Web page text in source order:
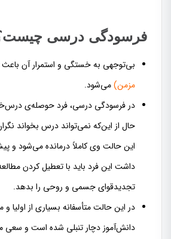
فرسودگی درسی
بی‌توجهی به خستگی و استمرار آن
مزمن)می‌شود.
در فرسودگی درسی، فرد حوصله‌ی
حال از این‌که نمی‌تواند درس بخواند
این حالت وی کاملاً درمانده می‌شود و
داشت این فرد باید با تعطیل کردن
تجدیدقوای جسمی و روحی را بدهد.
در این حالت متأسفانه بسیاری از اولیا و
دانش‌آموز دچار تنبلی شده است و سعی